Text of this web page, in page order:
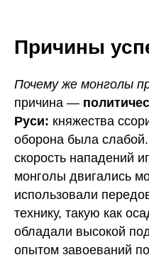
Причины
Почему же монголы
причина —
Руси: княжества
оборона была
скорость нападений
монголы двигались
использовали
технику, такую как
обладали высокой
опытом завоеваний